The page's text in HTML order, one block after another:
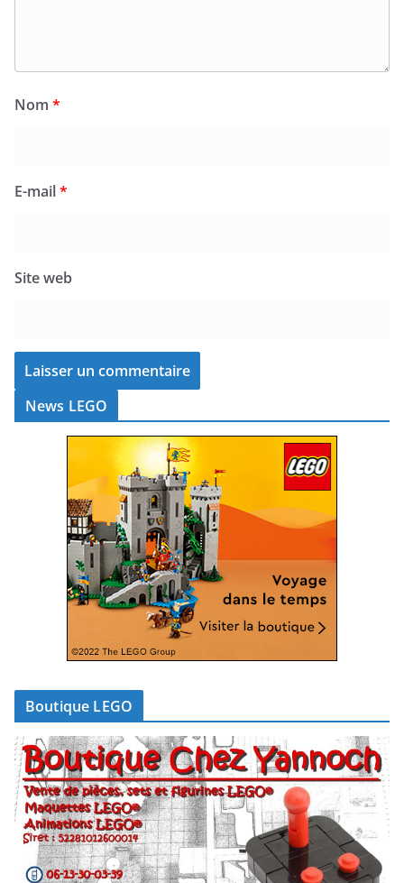
Nom *
E-mail*
Site web
News LEGO
Boutique LEGO